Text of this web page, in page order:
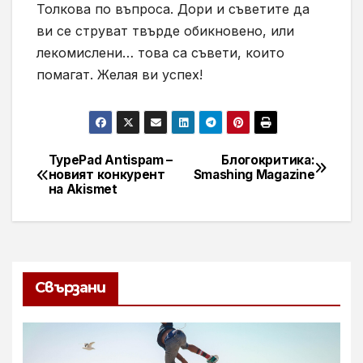
Толкова по въпроса. Дори и съветите да
ви се струват твърде обикновено, или
лекомислени… това са съвети, които
помагат. Желая ви успех!
Навигация
Блогокритика:
Smashing Magazine
TypePad Antispam –
новият конкурент
на Akismet
Свързани